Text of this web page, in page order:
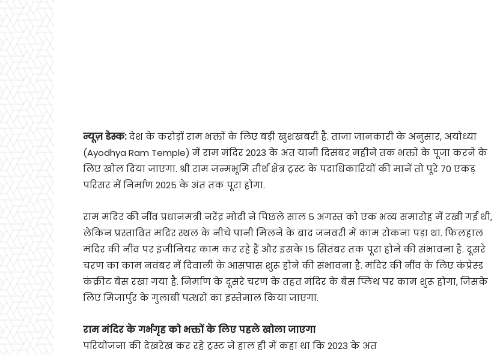
न्यूज़ डेस्क:देश के करोड़ों राम भक्तों के लिए बड़ी खुशखबरी है. ताजा जानकारी के अनुसार, अयोध्या
(Ayodhya Ram Temple) में राम मंदिर 2023 के अंत यानी दिसंबर महीने तक भक्तों के पूजा करने के
लिए खोल दिया जाएगा. श्री राम जन्मभूमि तीर्थ क्षेत्र ट्रस्ट के पदाधिकारियों की मानें तो पूरे 70 एकड़
परिसर में निर्माण 2025 के अंत तक पूरा होगा.
राम मंदिर की नींव प्रधानमंत्री नरेंद्र मोदी ने पिछले साल 5 अगस्त को एक भव्य समारोह में रखी गई थी,
लेकिन प्रस्तावित मंदिर स्थल के नीचे पानी मिलने के बाद जनवरी में काम रोकना पड़ा था. फिलहाल
मंदिर की नींव पर इंजीनियर काम कर रहे हैं और इसके 15 सितंबर तक पूरा होने की संभावना है. दूसरे
चरण का काम नवंबर में दिवाली के आसपास शुरू होने की संभावना है. मंदिर की नींव के लिए कंप्रेस्ड
कंक्रीट बेस रखा गया है. निर्माण के दूसरे चरण के तहत मंदिर के बेस प्लिंथ पर काम शुरू होगा, जिसके
लिए मिजार्पुर के गुलाबी पत्थरों का इस्तेमाल किया जाएगा.
राम मंदिर के गर्भगृह को भक्तों के लिए पहले खोला जाएगा
परियोजना की देखरेख कर रहे ट्रस्ट ने हाल ही में कहा था कि 2023 के अंत